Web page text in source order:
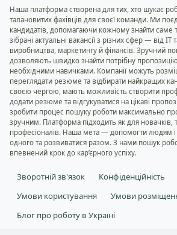
Наша платформа створена для тих, хто шукає
талановитих фахівців для своєї команди. Ми
кандидатів, допомагаючи кожному знайти саме
зібрані актуальні вакансії з різних сфер — від IT
виробництва, маркетингу й фінансів. Зручний
дозволяють швидко знайти потрібну пропозицію
необхідними навичками. Компанії можуть
переглядати резюме та відбирати найкращих
своєю чергою, мають можливість створити
додати резюме та відгукуватися на цікаві
зробити процес пошуку роботи максимально
зручним. Платформа підходить як для новачків,
професіоналів. Наша мета — допомогти людям і
одного та розвиватися разом. З нами пошук
впевнений крок до кар’єрного успіху.
Зворотній зв'язок
Конфіденційність
Умови користування
Умови
Блог про роботу в Україні